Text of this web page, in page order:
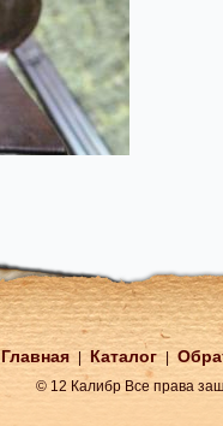
Главная Каталог
© 12 Калибр Все права